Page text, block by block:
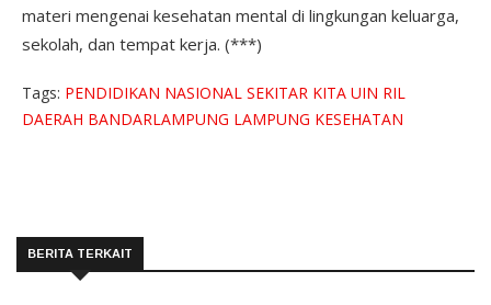
materi mengenai kesehatan mental di lingkungan keluarga,
sekolah, dan tempat kerja. (***)
Tags: PENDIDIKAN NASIONAL SEKITAR KITA UIN RIL
DAERAH BANDARLAMPUNG LAMPUNG KESEHATAN
BERITA TERKAIT